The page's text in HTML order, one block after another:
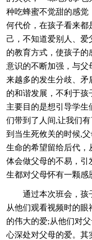
种吃蜂蜜不觉甜的感
何代价，在孩子看来都
己，不知道爱别人、爱
的教育方式，使孩子
意识的不断加强，与父
来越多的发生分歧、
的和谐发展，不利于
主要目的是想引导学
们带到了人间,让我们
到当生死攸关的时候,
生命的希望留给后代
体会做父母的不易，引
生都对父母怀有一颗感
通过本次班会，孩
从他们观看视频时的
的伟大的爱;从他们对
心深处对父母的爱。